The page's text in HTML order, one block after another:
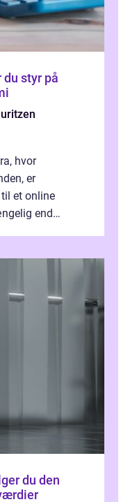
hvor
er
et online
end